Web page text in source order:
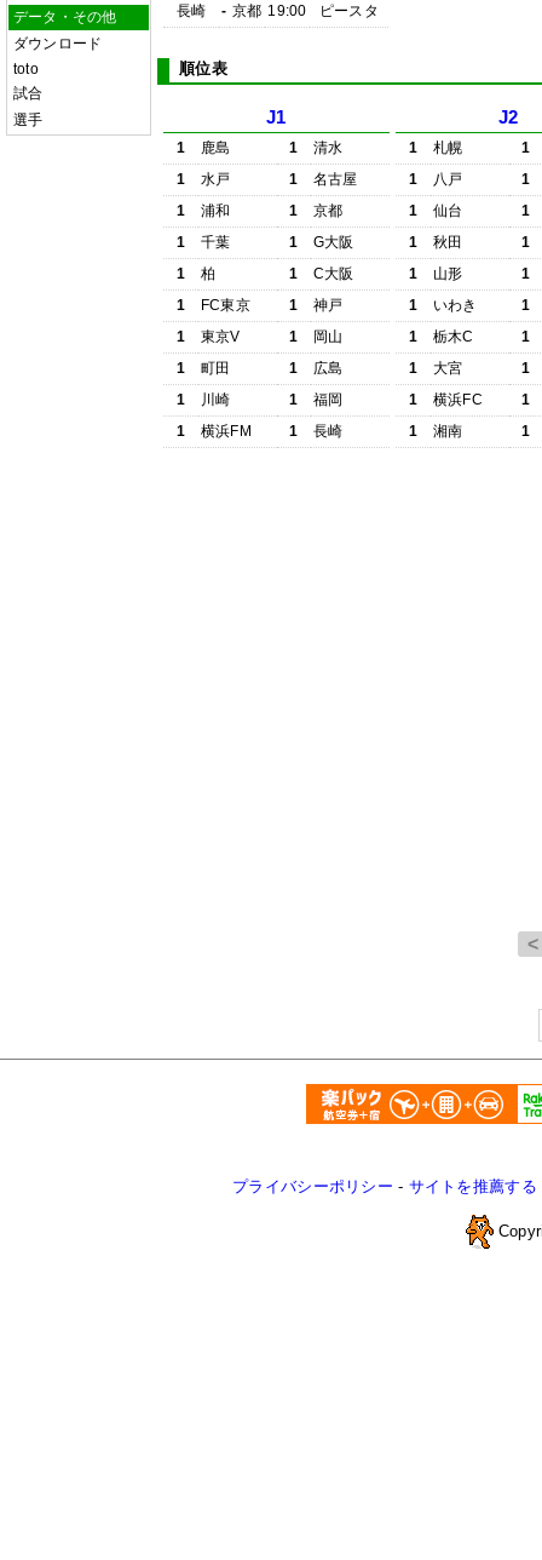
データ・その他
ダウンロード
toto
試合
選手
長崎
- 京都 19:00 ピースタ
順位表
J1
1 鹿島 1
清水
1
水戸 1
名古屋
1
浦和 1
京都
1
千葉 1
G大阪
1
柏 1
C大阪
1
FC東京 1
神戸
1
東京V 1
岡山
1
町田 1
広島
1
川崎 1
福岡
1
横浜FM 1 長崎
J2
1 札幌
1
1
八戸
1
1
仙台
1
1
秋田
1
1
山形
1
1
いわき
1
1
栃木C
1
1
大宮
1
1
横浜FC
1
1
湘南 1
プライバシーポリシー - サイトを推薦する